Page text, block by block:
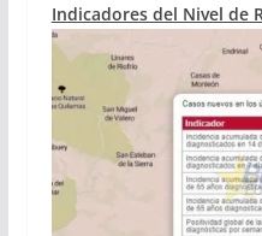
Indicadores del Nivel de